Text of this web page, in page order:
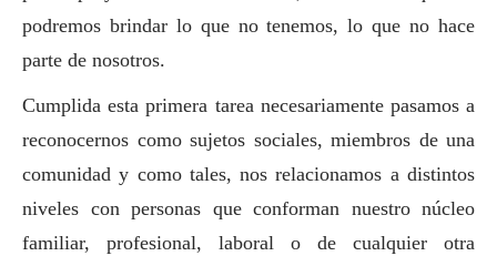
podremos brindar lo que no tenemos, lo que no hace
parte de nosotros.
Cumplida esta primera tarea necesariamente pasamos a
reconocernos como sujetos sociales, miembros de una
comunidad y como tales, nos relacionamos a distintos
niveles con personas que conforman nuestro núcleo
familiar, profesional, laboral o de cualquier otra